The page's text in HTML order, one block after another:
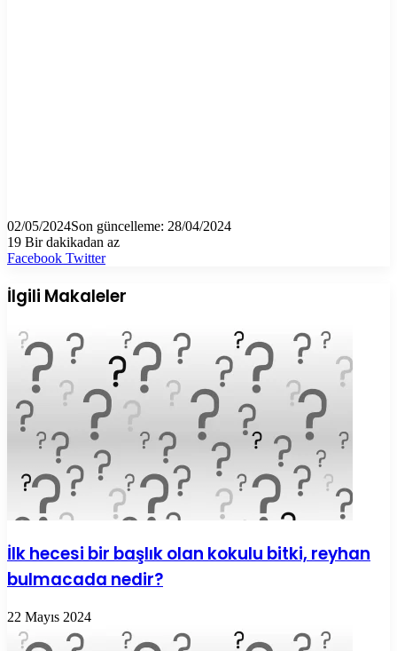
02/05/2024Son güncelleme: 28/04/2024
19 Bir dakikadan az
Facebook TwitterLinkedIn
Tumblr
Pinterest
Reddit
VKontakte
E-
ile
paylaş
Yazdır
İlgili Makaleler
İlk hecesi bir başlık olan kokulu bitki, reyhan
bulmacada nedir?
22 Mayıs 2024